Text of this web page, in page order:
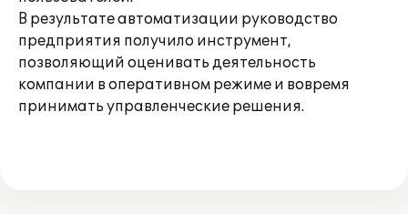
В результате автоматизации руководство
предприятия получило инструмент,
позволяющий оценивать деятельность
компании в оперативном режиме и вовремя
принимать управленческие решения.